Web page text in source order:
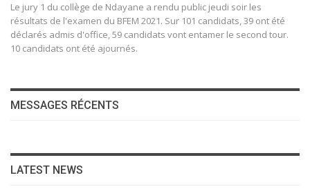
Le jury 1 du collège de Ndayane a rendu public jeudi soir les
résultats de l'examen du BFEM 2021. Sur 101 candidats, 39 ont été
déclarés admis d'office, 59 candidats vont entamer le second tour.
10 candidats ont été ajournés.
MESSAGES RÉCENTS
LATEST NEWS